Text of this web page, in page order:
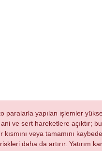
paralarla yapılan işlemler
ve sert hareketlere açıktır;
kısmını veya tamamını
daha da artırır. Yatırım